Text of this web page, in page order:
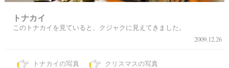
トナカイ
このトナカイを見ていると、クジャクに見えてきました。
2009.12.26
トナカイの写真 クリスマスの写真